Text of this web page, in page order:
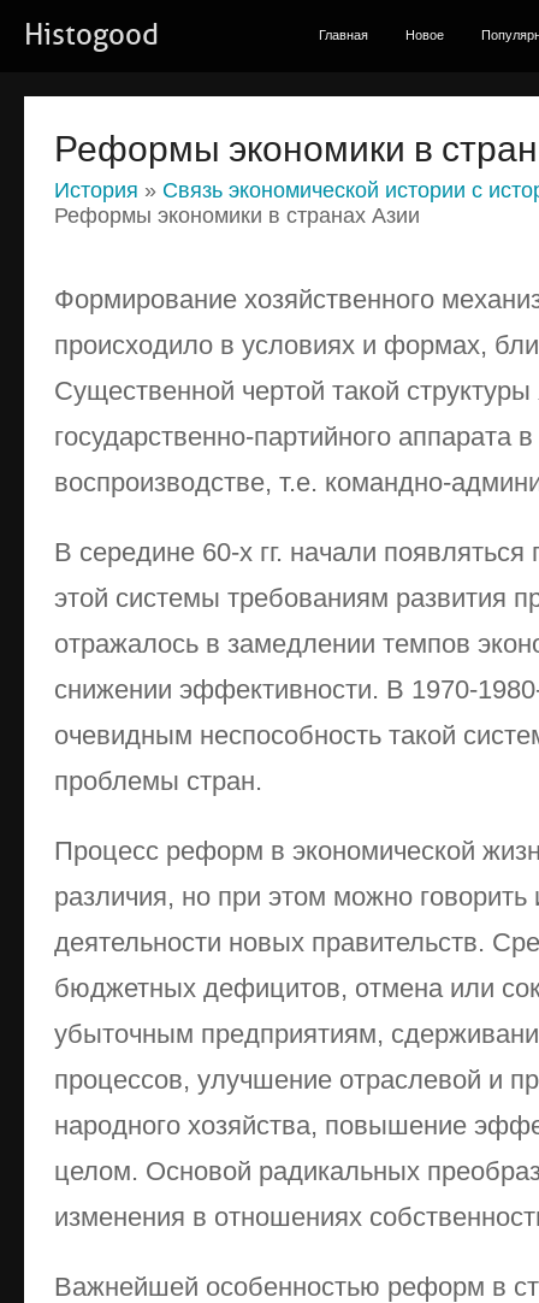
Histogood Главная Новое
Реформы экономики в
История » Связь экономической истории с
Реформы экономики в странах Азии
Формирование хозяйственного
происходило в условиях и формах,
Существенной чертой такой
государственно-партийного аппарата
воспроизводстве, т.е. командно-
В середине 60-х гг. начали появляться
этой системы требованиям развития
отражалось в замедлении темпов
снижении эффективности. В 1970-1980-
очевидным неспособность такой
проблемы стран.
Процесс реформ в экономической
различия, но при этом можно
деятельности новых правительств.
бюджетных дефицитов, отмена или
убыточным предприятиям,
процессов, улучшение отраслевой и
народного хозяйства, повышение
целом. Основой радикальных
изменения в отношениях
Важнейшей особенностью реформ в